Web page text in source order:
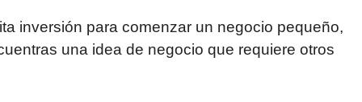
inversión para comenzar un negocio pequeño,
una idea de negocio que requiere otros